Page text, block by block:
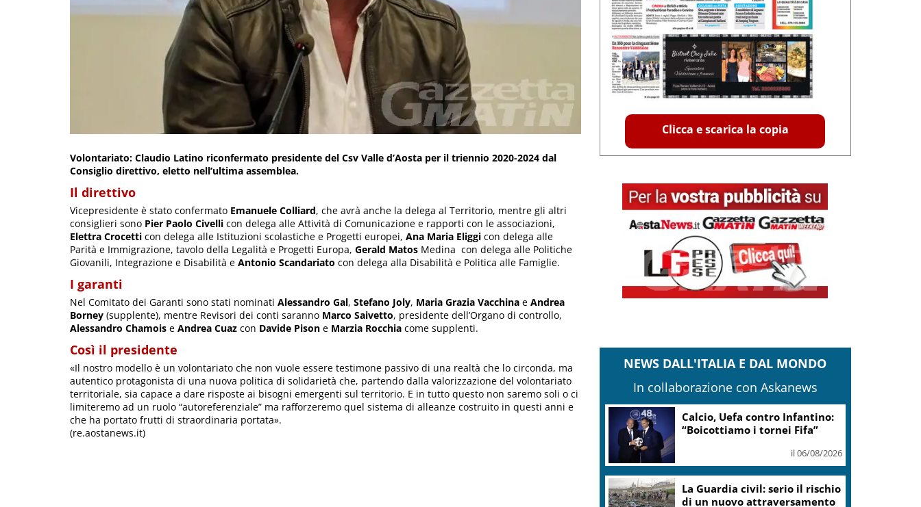
Volontariato: Claudio Latino riconfermato presidente del Csv Valle d’Aosta per il triennio 2020-2024 dal
Consiglio direttivo, eletto nell’ultima assemblea.
Il direttivo
Vicepresidente è stato confermato Emanuele Colliard, che avrà anche la delega al Territorio, mentre gli altri
consiglieri sono Pier Paolo Civelli con delega alle Attività di Comunicazione e rapporti con le associazioni,
Elettra Crocetti con delega alle Istituzioni scolastiche e Progetti europei, Ana Maria Eliggi con delega alle
Parità e Immigrazione, tavolo della Legalità e Progetti Europa, Gerald Matos Medina con delega alle Politiche
Giovanili, Integrazione e Disabilità e Antonio Scandariato con delega alla Disabilità e Politica alle Famiglie.
I garanti
Nel Comitato dei Garanti sono stati nominati Alessandro Gal, Stefano Joly, Maria Grazia Vacchina e Andrea
Borney (supplente), mentre Revisori dei conti saranno Marco Saivetto, presidente dell’Organo di controllo,
Alessandro Chamois e Andrea Cuaz con Davide Pison e Marzia Rocchia come supplenti.
Così il presidente
«Il nostro modello è un volontariato che non vuole essere testimone passivo di una realtà che lo circonda, ma
autentico protagonista di una nuova politica di solidarietà che, partendo dalla valorizzazione del volontariato
territoriale, sia capace a dare risposte ai bisogni emergenti sul territorio. E in tutto questo non saremo soli o ci
limiteremo ad un ruolo “autoreferenziale” ma rafforzeremo quel sistema di alleanze costruito in questi anni e
che ha portato frutti di straordinaria portata».
(re.aostanews.it)
Clicca e scarica la copia
NEWS DALL'ITALIA E DAL MONDO
In collaborazione con Askanews
Berlino, un albero e una
panchina arcobaleno per
il 06/08/2026
Covid, Conte: mai commessi